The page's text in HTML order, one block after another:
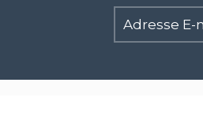
Adresse
E-